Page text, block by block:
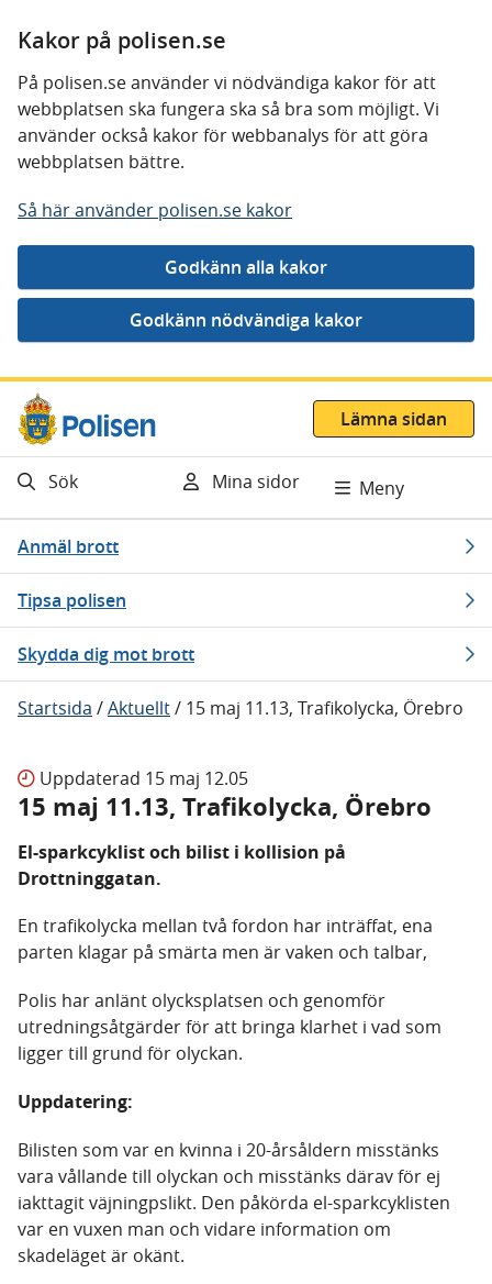
Kakor på polisen.se
På polisen.se använder vi nödvändiga kakor för att
webbplatsen ska fungera ska så bra som möjligt. Vi
använder också kakor för webbanalys för att göra
webbplatsen bättre.
Så här använder polisen.se kakor
Gå direkt till innehåll
Lämna sidan
Sök Mina sidor Meny
Anmäl brott
Tipsa polisen
Skydda dig mot brott
Startsida /Aktuellt/ 15 maj 11.13, Trafikolycka, Örebro
Uppdaterad 15 maj 12.05
15 maj 11.13, Trafikolycka, Örebro
El-sparkcyklist och bilist i kollision på
Drottninggatan.
En trafikolycka mellan två fordon har inträffat, ena
parten klagar på smärta men är vaken och talbar,
Polis har anlänt olycksplatsen och genomför
utredningsåtgärder för att bringa klarhet i vad som
ligger till grund för olyckan.
Uppdatering:
Bilisten som var en kvinna i 20-årsåldern misstänks
vara vållande till olyckan och misstänks därav för ej
iakttagit väjningpslikt. Den påkörda el-sparkcyklisten
var en vuxen man och vidare information om
skadeläget är okänt.